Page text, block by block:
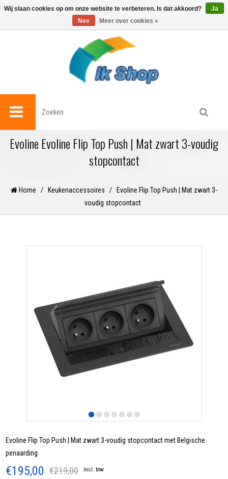
0
Evoline Evoline Flip Top Push | Mat zwart 3-voudig
stopcontact
Home / Keukenaccessoires /
Evoline Flip Top Push | Mat zwart 3-
voudig stopcontact
Evoline Flip Top Push | Mat zwart 3-voudig stopcontact met Belgische
penaarding
€195,00 €219,00 Incl. btw
Wij slaan cookies op om onze website te verbeteren. Is dat akkoord?
Ja
Nee
Meer over cookies »